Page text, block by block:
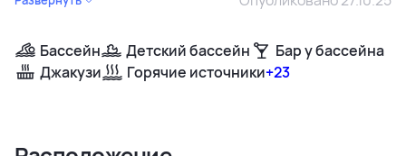
Бассейн Детский бассейн
Бар у бассейна
Джакузи
Горячие источники+23